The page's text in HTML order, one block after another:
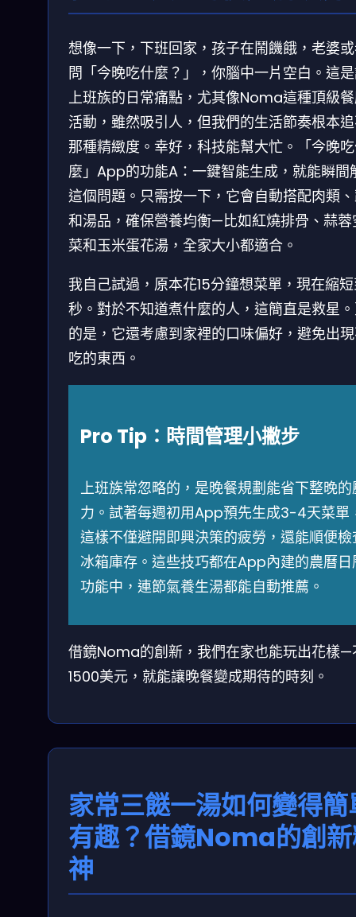
想像一下，下班回家，孩子在鬧饑餓，老婆
問「今晚吃什麼？」，你腦中一片空白。這
上班族的日常痛點，尤其像Noma這種頂級
活動，雖然吸引人，但我們的生活節奏根本
那種精緻度。幸好，科技能幫大忙。「今晚
麼」App的功能A：一鍵智能生成，就能瞬間
這個問題。只需按一下，它會自動搭配肉類
和湯品，確保營養均衡—比如紅燒排骨、蒜蓉
菜和玉米蛋花湯，全家大小都適合。
我自己試過，原本花15分鐘想菜單，現在縮
秒。對於不知道煮什麼的人，這簡直是救星
的是，它還考慮到家裡的口味偏好，避免出
吃的東西。
Pro Tip：時間管理小撇步
上班族常忽略的，是晚餐規劃能省下整晚的
力。試著每週初用App預先生成3-4天菜單
這樣不僅避開即興決策的疲勞，還能順便檢
冰箱庫存。這些技巧都在App內建的農曆日
功能中，連節氣養生湯都能自動推薦。
借鏡Noma的創新，我們在家也能玩出花樣—
1500美元，就能讓晚餐變成期待的時刻。
家常三餸一湯如何變得簡
有趣？借鏡Noma的創
神